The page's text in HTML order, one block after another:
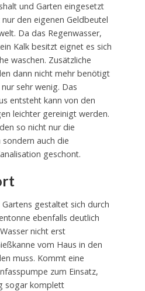
und Garten eingesetzt
den eigenen Geldbeutel
Da das Regenwasser,
Kalk besitzt eignet es sich
waschen. Zusätzliche
dann nicht mehr benötigt
sehr wenig. Das
entsteht kann von den
leichter gereinigt werden.
so nicht nur die
auch die
geschont.
gestaltet sich durch
ebenfalls deutlich
nicht erst
vom Haus in den
muss. Kommt eine
zum Einsatz,
sogar komplett